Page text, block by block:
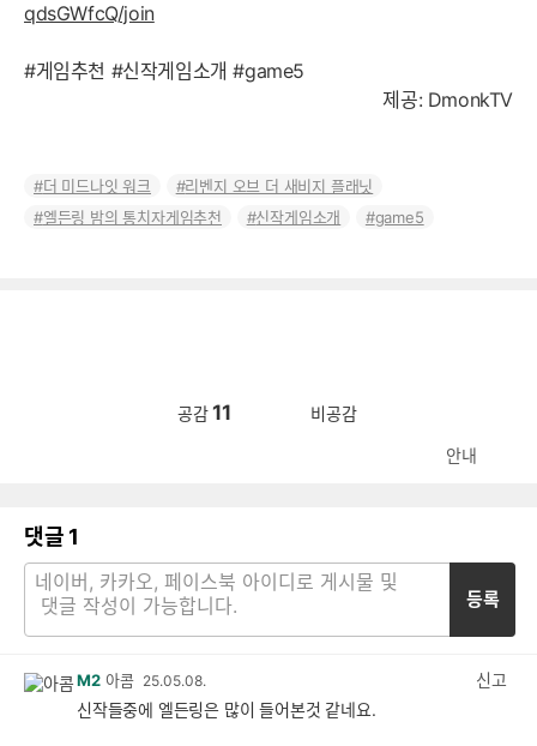
qdsGWfcQ/join
#게임추천 #신작게임소개 #game5
제공: DmonkTV
더 미드나잇 워크
리벤지 오브 더 새비지 플래닛
엘든링 밤의 통치자게임추천
신작게임소개 game5
공감 11 비공감
안내
댓글 1
등록
M2 아콤 25.05.08.
신고
신작들중에 엘든링은 많이 들어본것 같네요.